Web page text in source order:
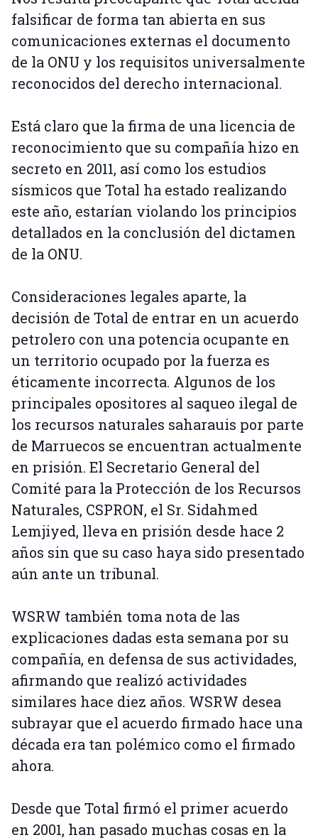
falsificar de forma tan abierta en sus
comunicaciones externas el documento
de la ONU y los requisitos universalmente
reconocidos del derecho internacional.
Está claro que la firma de una licencia de
reconocimiento que su compañía hizo en
secreto en 2011, así como los estudios
sísmicos que Total ha estado realizando
este año, estarían violando los principios
detallados en la conclusión del dictamen
de la ONU.
Consideraciones legales aparte, la
decisión de Total de entrar en un acuerdo
petrolero con una potencia ocupante en
un territorio ocupado por la fuerza es
éticamente incorrecta. Algunos de los
principales opositores al saqueo ilegal de
los recursos naturales saharauis por parte
de Marruecos se encuentran actualmente
en prisión. El Secretario General del
Comité para la Protección de los Recursos
Naturales, CSPRON, el Sr. Sidahmed
Lemjiyed, lleva en prisión desde hace 2
años sin que su caso haya sido presentado
aún ante un tribunal.
WSRW también toma nota de las
explicaciones dadas esta semana por su
compañía, en defensa de sus actividades,
afirmando que realizó actividades
similares hace diez años. WSRW desea
subrayar que el acuerdo firmado hace una
década era tan polémico como el firmado
ahora.
Desde que Total firmó el primer acuerdo
en 2001, han pasado muchas cosas en la